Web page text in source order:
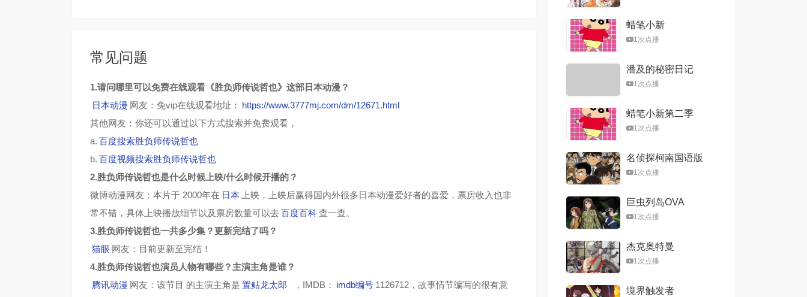
常见问题
1.请问哪里可以免费在线观看《胜负师传说哲也》这部日本动漫？
日本动漫 网友：免vip在线观看地址： https://www.3777mj.com/dm/12671.html
其他网友：你还可以通过以下方式搜索并免费观看，
a. 百度搜索胜负师传说哲也
b. 百度视频搜索胜负师传说哲也
2.胜负师传说哲也是什么时候上映/什么时候开播的？
微博动漫网友：本片于 2000年在 日本
上映，上映后赢得国内外很多日本动漫爱好者的喜爱，票房收入也非
常不错，具体上映播放细节以及票房数量可以去百度百科查一查。
3.胜负师传说哲也一共多少集？更新完结了吗？
猫眼 网友：目前更新至完结！
4.胜负师传说哲也演员人物有哪些？主演主角是谁？
腾讯动漫 网友：该节目 的主演主角是 置鲇龙太郎 ，IMDB： imdb编号 1126712，故事情节编写的很有意
学院第一大小姐
蜡笔小新
1次点播
潘及的秘密日记
1次点播
蜡笔小新第二季
1次点播
名侦探柯南国语版
1次点播
巨虫列岛OVA
1次点播
杰克奥特曼
1次点播
境界触发者